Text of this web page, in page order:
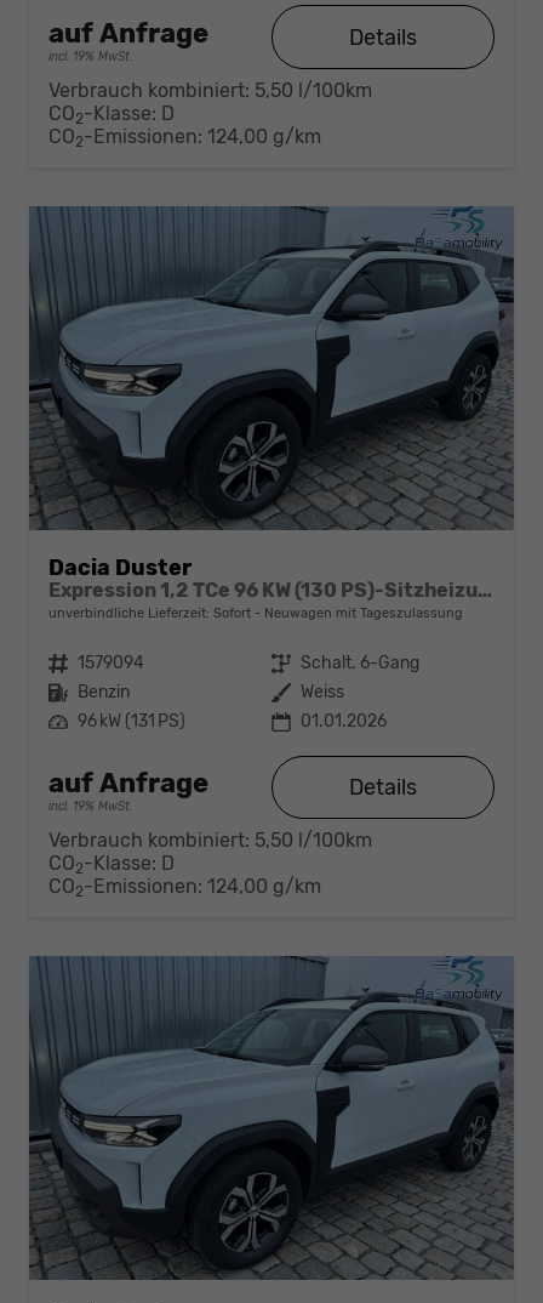
auf Anfrage
incl. 19% MwSt.
Details
Verbrauch kombiniert: 5,50 l/100km
CO2-Klasse: D
CO2-Emissionen: 124,00 g/km
Dacia Duster
Expression 1,2 TCe 96 KW (130 PS)-Sitzheizung-Rückfahrkamera-AppleCarplay-Sofort
unverbindliche Lieferzeit: Sofort Neuwagen mit Tageszulassung
Fahrzeugnr. 1579094 Getriebe Schalt. 6-Gang
Kraftstoff Benzin Außenfarbe Weiss
Leistung 96 kW (131 PS) 01.01.2026
auf Anfrage
incl. 19% MwSt.
Details
Verbrauch kombiniert: 5,50 l/100km
CO2-Klasse: D
CO2-Emissionen: 124,00 g/km